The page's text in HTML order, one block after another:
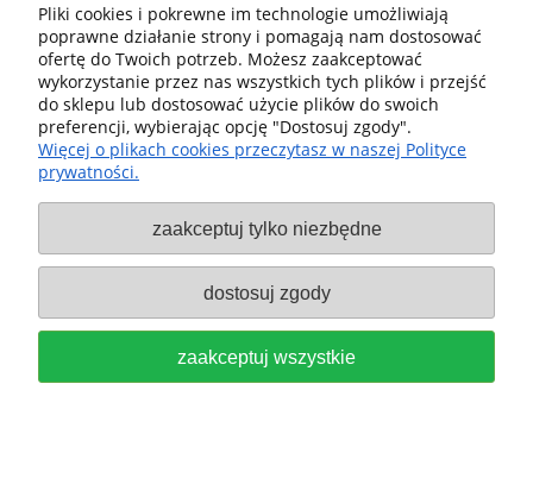
FESTOOL Antystatyczny wąż ssący
D36x5m-AS/CTR 204925
Pliki cookies i pokrewne im technologie umożliwiają
poprawne działanie strony i pomagają nam dostosować
ofertę do Twoich potrzeb. Możesz zaakceptować
wykorzystanie przez nas wszystkich tych plików i przejść
do sklepu lub dostosować użycie plików do swoich
preferencji, wybierając opcję "Dostosuj zgody".
Więcej o plikach cookies przeczytasz w naszej Polityce
prywatności.
zaakceptuj tylko niezbędne
dostosuj zgody
zaakceptuj wszystkie